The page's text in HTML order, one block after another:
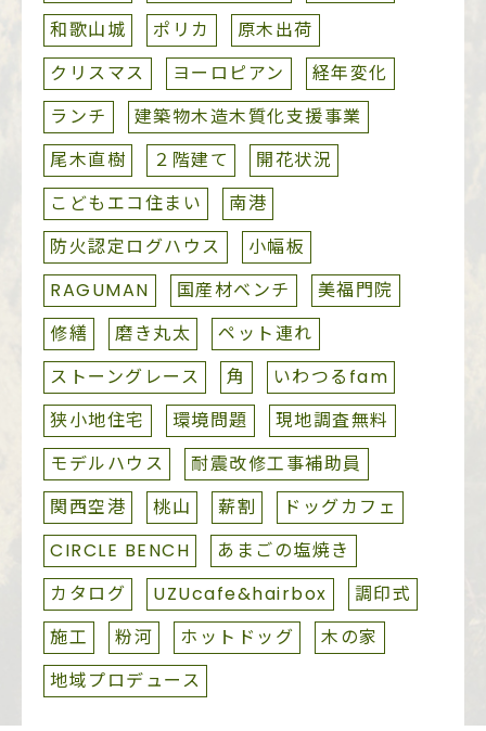
和歌山城
ポリカ
原木出荷
クリスマス
ヨーロピアン
経年変化
ランチ
建築物木造木質化支援事業
尾木直樹
２階建て
開花状況
こどもエコ住まい
南港
防火認定ログハウス
小幅板
RAGUMAN
国産材ベンチ
美福門院
修繕
磨き丸太
ペット連れ
ストーングレース
角
いわつるfam
狭小地住宅
環境問題
現地調査無料
モデルハウス
耐震改修工事補助員
関西空港
桃山 薪割
ドッグカフェ
CIRCLE BENCH
あまごの塩焼き
カタログ
UZUcafe&hairbox
調印式
施工
粉河 ホットドッグ
木の家
地域プロデュース